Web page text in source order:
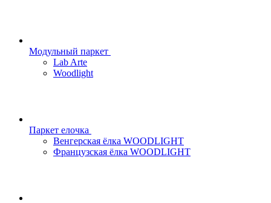
Модульный паркет
Lab Arte
Woodlight
Паркет елочка
Венгерская ёлка WOODLIGHT
Французская ёлка WOODLIGHT